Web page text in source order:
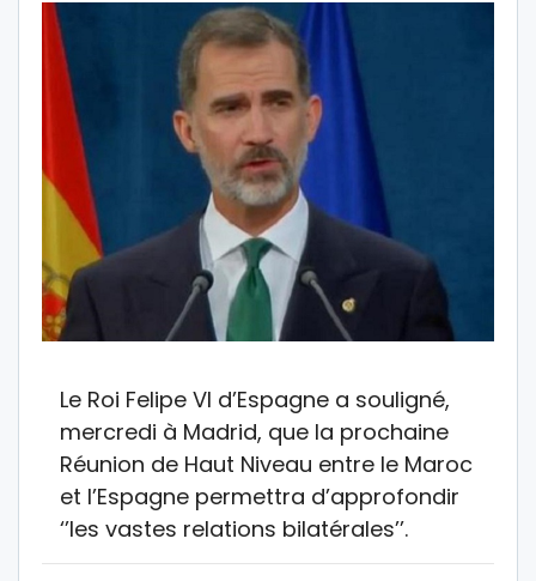
Le Roi Felipe VI d’Espagne a souligné,
mercredi à Madrid, que la prochaine
Réunion de Haut Niveau entre le Maroc
et l’Espagne permettra d’approfondir
‘’les vastes relations bilatérales’’.